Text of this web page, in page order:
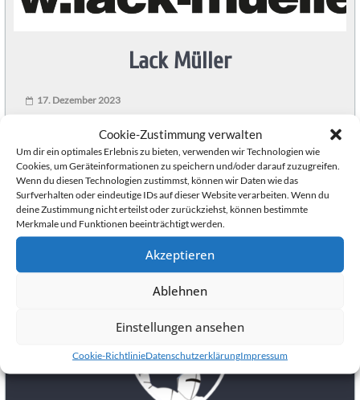
Cookie-Zustimmung verwalten
Um dir ein optimales Erlebnis zu bieten, verwenden wir Technologien wie
Cookies, um Geräteinformationen zu speichern und/oder darauf zuzugreifen.
Wenn du diesen Technologien zustimmst, können wir Daten wie das
Surfverhalten oder eindeutige IDs auf dieser Website verarbeiten. Wenn du
deine Zustimmung nicht erteilst oder zurückziehst, können bestimmte
Merkmale und Funktionen beeinträchtigt werden.
Akzeptieren
Ablehnen
Einstellungen ansehen
Cookie-RichtlinieDatenschutzerklärungImpressum
Knights
Heidelberg
Handball
mit
der
SG
Heidelberg-
Leimen:
Heidelberg
Kinder,
Lack Müller
17. Dezember 2023
Hatschekstraße 22
69126 Heidelberg
Telefon: 06221 302122
https://www.lack-mueller.de/